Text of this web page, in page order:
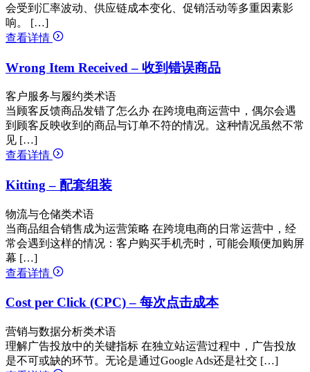
会受到汇率波动、供应链成本变化、促销活动等多重因素影
响。 […]
查看详情
Wrong Item Received – 收到错误商品
客户服务与履约类术语
当顾客反馈商品发错了怎么办 在跨境电商运营中，偶尔会遇
到顾客反映收到的商品与订单不符的情况。这种情况虽然不常
见 […]
查看详情
Kitting – 配套组装
物流与仓储类术语
当商品组合销售成为运营策略 在跨境电商的日常运营中，经
常会遇到这样的情况：客户购买手机壳时，可能会顺便加购屏
幕 […]
查看详情
Cost per Click (CPC) – 每次点击成本
营销与数据分析类术语
理解广告投放中的关键指标 在独立站运营过程中，广告投放
是不可或缺的环节。无论是通过Google Ads还是社交 […]